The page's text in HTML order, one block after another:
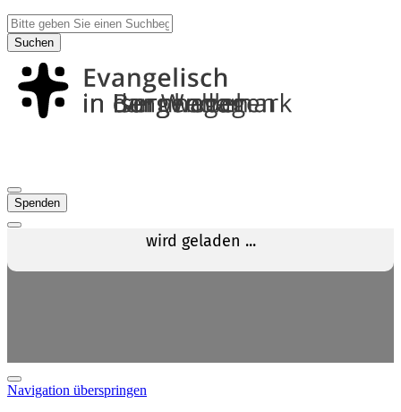
Suchen
Spenden
Navigation überspringen